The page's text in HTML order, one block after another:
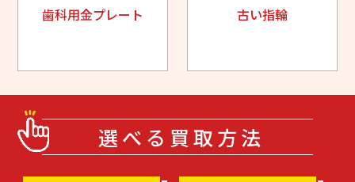
歯科用金プレート 古い指輪
選べる買取方法